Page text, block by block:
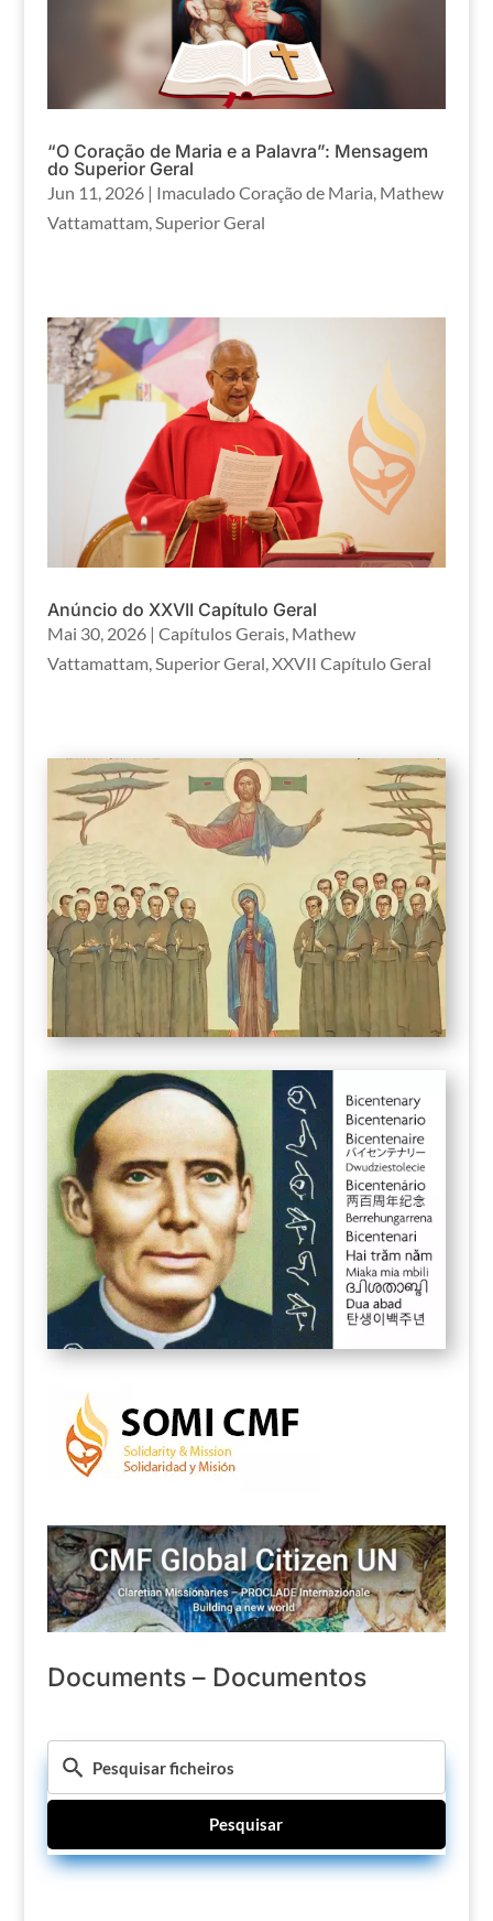
“O Coração de Maria e a Palavra”: Mensagem
do Superior Geral
Jun 11, 2026| Imaculado Coração de Maria, Mathew
Vattamattam,Superior Geral
Anúncio do XXVII Capítulo Geral
Mai 30, 2026| Capítulos Gerais, Mathew
Vattamattam, Superior Geral XXVII Capítulo Geral
Documents – Documentos
Pesquisar